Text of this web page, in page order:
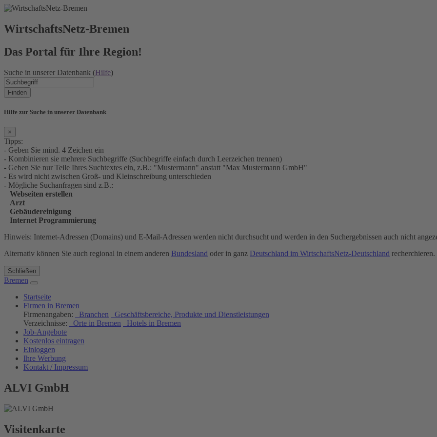
WirtschaftsNetz-Bremen
Das Portal für Ihre Region!
Suche in unserer Datenbank (Hilfe)
Finden
Hilfe zur Suche in unserer Datenbank
×
Tipps:
- Geben Sie mind. 4 Zeichen ein
- Kombinieren sie mehrere Suchbegriffe (Suchbegriffe einfach durch Leerzeichen trennen)
- Geben Sie nur Teile Ihres Suchtextes ein, z.B.: "Mustermann" anstatt "Max Mustermann GmbH"
- Es wird nicht zwischen Groß- und Kleinschreibung unterschieden
- Mögliche Suchanfragen sind z.B.:
Webseiten erstellen
Arzt
Gebäudereinigung
Internet Programmierung
Hinweis: Internet-Adressen (Domains) und E-Mail-Adressen werden nicht durchsucht und werden in den Suchergebnissen auch nicht
Alternativ können Sie auch regional in einem anderen Bundesland oder in ganz Deutschland im WirtschaftsNetz-Deutschland recherchieren.
Schließen
Bremen
Startseite
Firmen in Bremen
Firmenangaben:
Branchen
Geschäftsbereiche, Produkte und Dienstleistungen
Verzeichnisse:
Orte in Bremen
Hotels in Bremen
Job-Angebote
Kostenlos eintragen
Einloggen
Ihre Werbung
Kontakt / Impressum
ALVI GmbH
Visitenkarte